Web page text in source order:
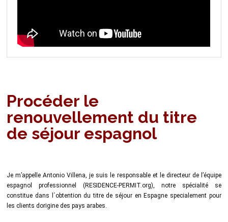
Procéder le
renouvellement du titre
de séjour espagnol
Je m’appelle Antonio Villena, je suis le responsable et le directeur de l’équipe
espagnol professionnel (RESIDENCE-PERMIT.org), notre spécialité se
constitue dans l´obtention du titre de séjour en Espagne specialement pour
les clients dorigine des pays arabes.